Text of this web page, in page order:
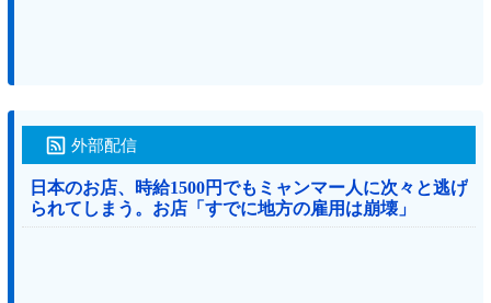
外部配信
日本のお店、時給1500円でもミャンマー人に次々と逃げ
られてしまう。お店「すでに地方の雇用は崩壊」